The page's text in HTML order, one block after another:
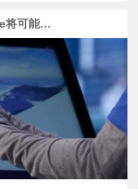
手机真能当电脑用！Windows 10 Mobile将可能运行PC软件